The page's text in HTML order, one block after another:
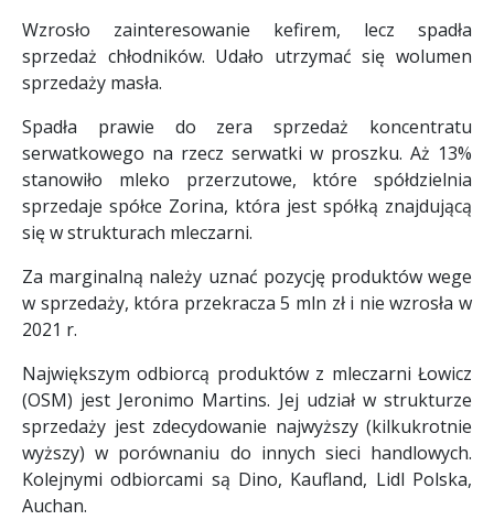
Wzrosło zainteresowanie kefirem, lecz spadła
sprzedaż chłodników. Udało utrzymać się wolumen
sprzedaży masła.
Spadła prawie do zera sprzedaż koncentratu
serwatkowego na rzecz serwatki w proszku. Aż 13%
stanowiło mleko przerzutowe, które spółdzielnia
sprzedaje spółce Zorina, która jest spółką znajdującą
się w strukturach mleczarni.
Za marginalną należy uznać pozycję produktów wege
w sprzedaży, która przekracza 5 mln zł i nie wzrosła w
2021 r.
Największym odbiorcą produktów z mleczarni Łowicz
(OSM) jest Jeronimo Martins. Jej udział w strukturze
sprzedaży jest zdecydowanie najwyższy (kilkukrotnie
wyższy) w porównaniu do innych sieci handlowych.
Kolejnymi odbiorcami są Dino, Kaufland, Lidl Polska,
Auchan.